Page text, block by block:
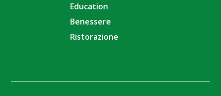
Education
Benessere
Ristorazione